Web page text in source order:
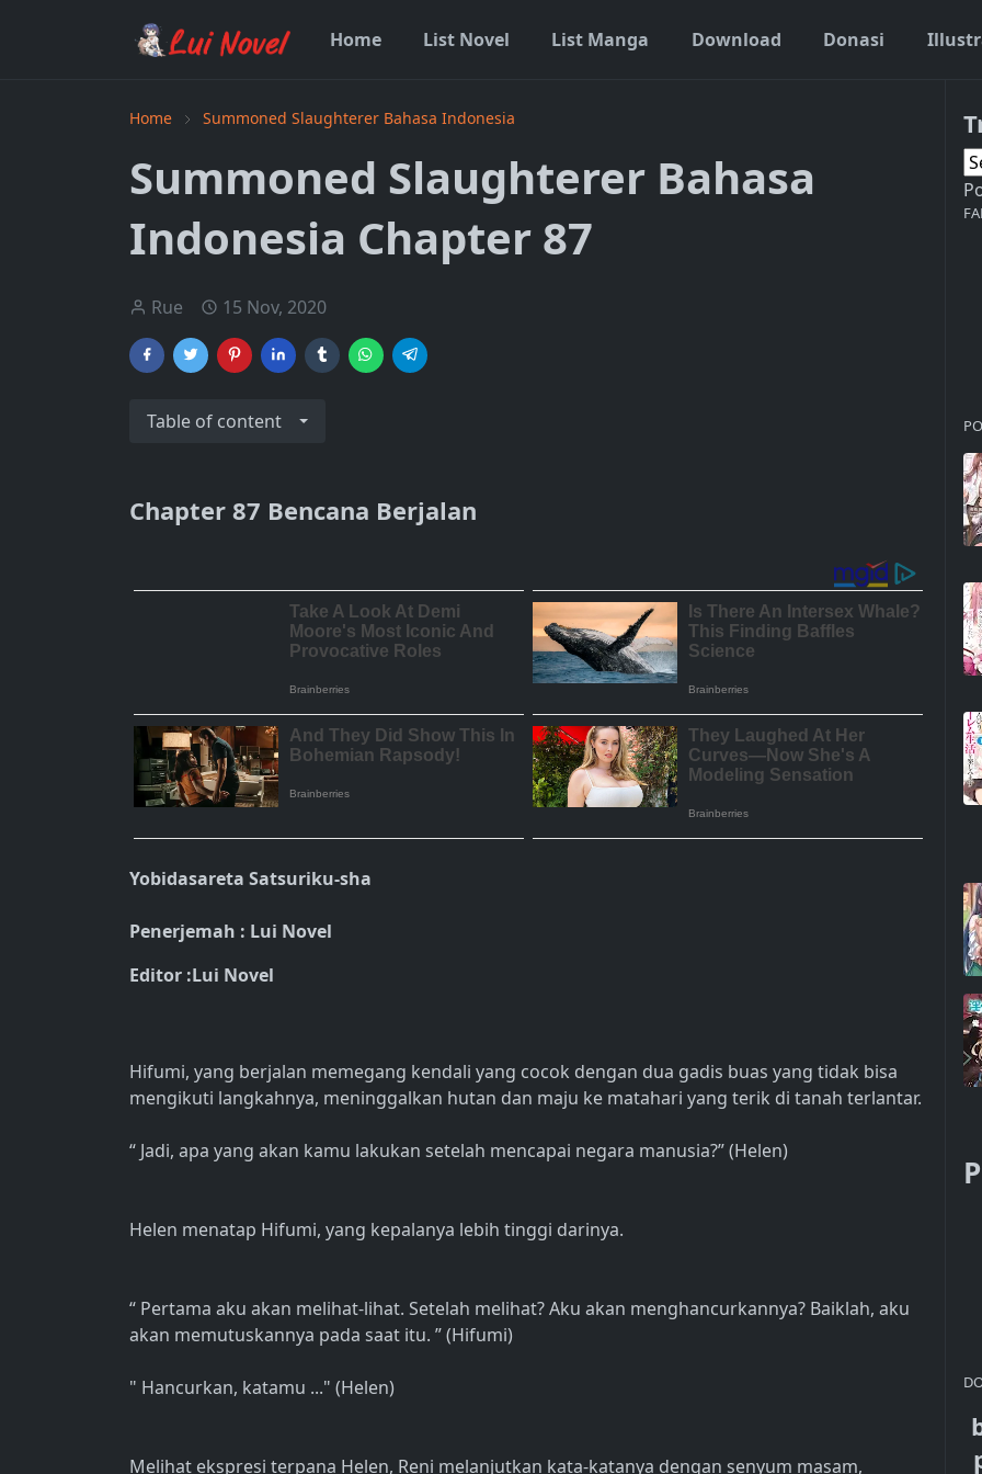
Home List Novel List Manga Download Donasi
Home Summoned Slaughterer Bahasa Indonesia
Summoned Slaughterer Bahasa
Indonesia Chapter 87
Rue 15 Nov, 2020
Table of content
Chapter 87 Bencana Berjalan
Yobidasareta Satsuriku-sha
Penerjemah : Lui Novel
Editor :Lui Novel
Hifumi, yang berjalan memegang kendali yang cocok dengan dua gadis buas yang tidak bisa
mengikuti langkahnya, meninggalkan hutan dan maju ke matahari yang terik di tanah terlantar.
“ Jadi, apa yang akan kamu lakukan setelah mencapai negara manusia?” (Helen)
Helen menatap Hifumi, yang kepalanya lebih tinggi darinya.
“ Pertama aku akan melihat-lihat. Setelah melihat? Aku akan menghancurkannya? Baiklah, aku
akan memutuskannya pada saat itu. ” (Hifumi)
" Hancurkan, katamu ..." (Helen)
Melihat ekspresi terpana Helen, Reni melanjutkan kata-katanya dengan senyum masam,